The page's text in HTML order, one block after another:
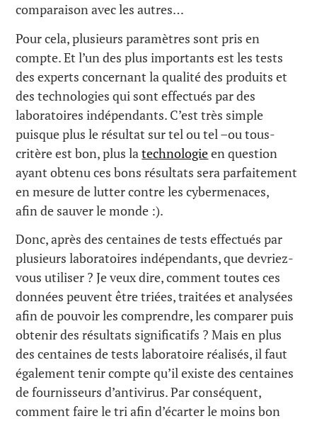
comparaison avec les autres…
Pour cela, plusieurs paramètres sont pris en
compte. Et l’un des plus importants est les tests
des experts concernant la qualité des produits et
des technologies qui sont effectués par des
laboratoires indépendants. C’est très simple
puisque plus le résultat sur tel ou tel –ou tous-
critère est bon, plus latechnologieen question
ayant obtenu ces bons résultats sera parfaitement
en mesure de lutter contre les cybermenaces,
afin de sauver le monde :).
Donc, après des centaines de tests effectués par
plusieurs laboratoires indépendants, que devriez-
vous utiliser ? Je veux dire, comment toutes ces
données peuvent être triées, traitées et analysées
afin de pouvoir les comprendre, les comparer puis
obtenir des résultats significatifs ? Mais en plus
des centaines de tests laboratoire réalisés, il faut
également tenir compte qu’il existe des centaines
de fournisseurs d’antivirus. Par conséquent,
comment faire le tri afin d’écarter le moins bon